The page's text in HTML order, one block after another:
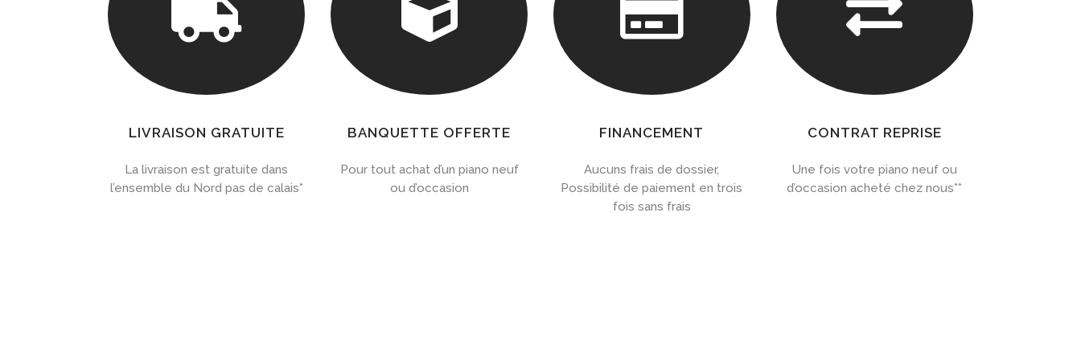

LIVRAISON GRATUITE
La livraison est gratuite dans
l’ensemble du Nord pas de calais*

BANQUETTE OFFERTE
Pour tout achat d’un piano neuf
ou d’occasion

FINANCEMENT
Aucuns frais de dossier,
Possibilité de paiement en trois
fois sans frais

CONTRAT REPRISE
Une fois votre piano neuf ou
d’occasion acheté chez nous**